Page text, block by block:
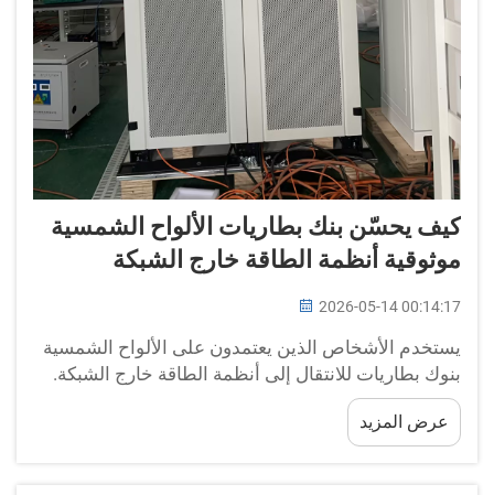
كيف يحسّن بنك بطاريات الألواح الشمسية
موثوقية أنظمة الطاقة خارج الشبكة
2026-05-14 00:14:17
يستخدم الأشخاص الذين يعتمدون على الألواح الشمسية
بنوك بطاريات للانتقال إلى أنظمة الطاقة خارج الشبكة.
وتقوم هذه الأنظمة بتخزين الطاقة الناتجة عن الألواح
E هذه البنوك البطارية، ما يجعل العيش خارج الشبكة أكثر
عرض المزيد